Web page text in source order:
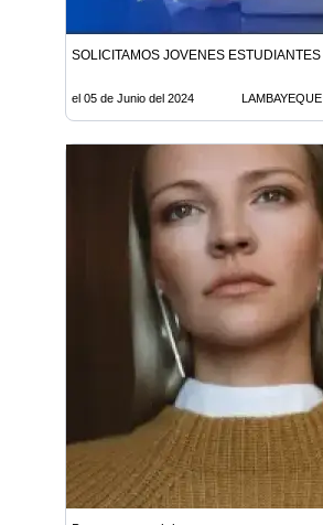
SOLICITAMOS JOVENES ESTUDIANTES
el 05 de Junio del 2024 LAMBAYEQUE